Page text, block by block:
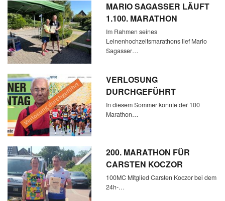
MARIO SAGASSER LÄUFT
1.100. MARATHON
Im Rahmen seines
Leinenhochzeitsmarathons lief Mario
Sagasser…
VERLOSUNG
DURCHGEFÜHRT
In diesem Sommer konnte der 100
Marathon…
200. MARATHON FÜR
CARSTEN KOCZOR
100MC Mitglied Carsten Koczor bei dem
24h-…